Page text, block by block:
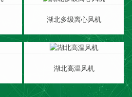
湖北多级离心风机
湖北高温风机